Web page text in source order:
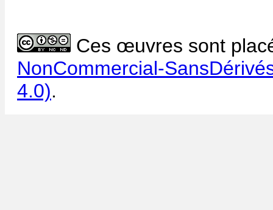
Ces œuvres sont
NonCommercial-
4.0).